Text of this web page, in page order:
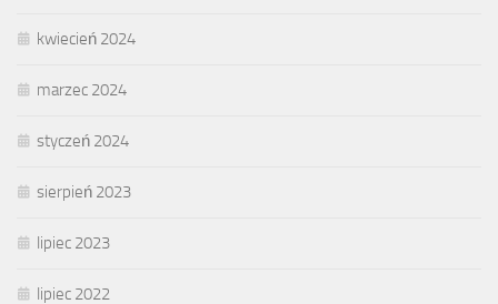
kwiecień 2024
marzec 2024
styczeń 2024
sierpień 2023
lipiec 2023
lipiec 2022